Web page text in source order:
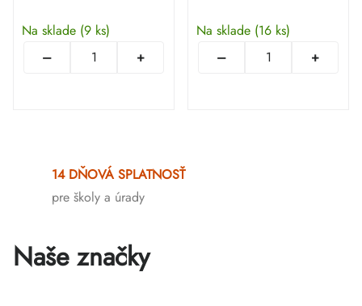
Na sklade (9 ks) Na sklade (16 ks)
prvky
14 DŇOVÁ SPLATNOSŤ
pre školy a úrady
Naše značky